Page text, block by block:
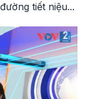
tiết niệu...